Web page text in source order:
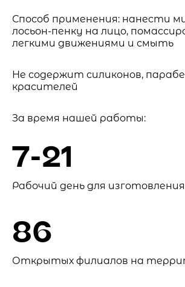
Способ применения: нанести
лосьон-пенку на лицо,
легкими движениями и смыть
Не содержит силиконов,
красителей
За время нашей работы:
7-21
Рабочий день для
86
Открытых филиалов на